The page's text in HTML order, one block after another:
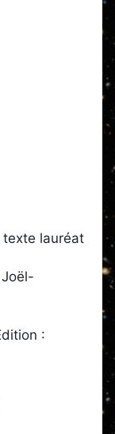
texte lauréat
: